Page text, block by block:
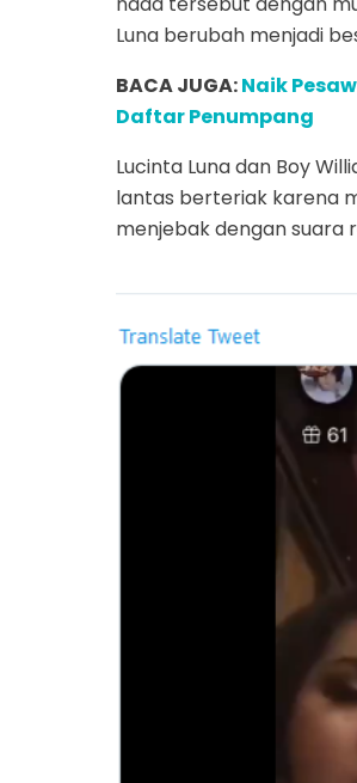
Luna berubah menjadi
BACA JUGA:Naik
Daftar Penumpang
Lucinta Luna dan Boy
lantas berteriak karena
menjebak dengan suara